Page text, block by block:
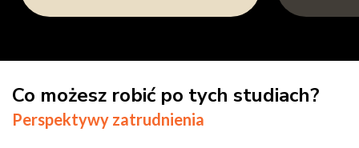
Co możesz robić po tych studiach?
Perspektywy zatrudnienia